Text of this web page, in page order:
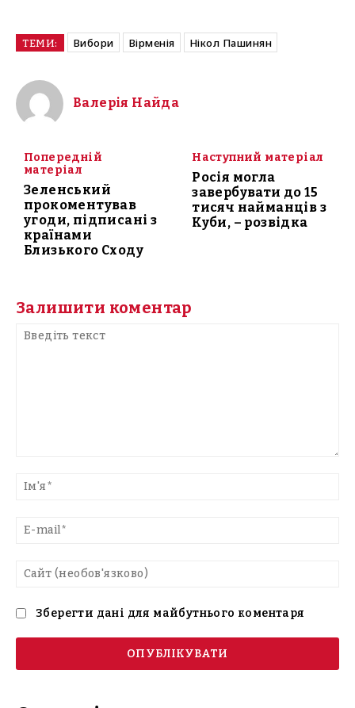
ТЕМИ: Вибори Вірменія Нікол Пашинян
Валерія Найда
Попередній
матеріал
Зеленський
прокоментував
угоди, підписані з
країнами
Близького Сходу
Наступний матеріал
Росія могла
завербувати до 15
тисяч найманців з
Куби, – розвідка
Залишити коментар
текст
Зберегти дані для майбутнього коментаря